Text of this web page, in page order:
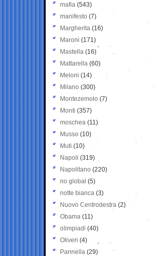
mafia (543)
manifesto (7)
Margherita (16)
Maroni (171)
Mastella (16)
Mattarella (60)
Meloni (14)
Milano (300)
Montezemolo (7)
Monti (357)
moschea (11)
Musso (10)
Muti (10)
Napoli (319)
Napolitano (220)
no global (5)
notte bianca (3)
Nuovo Centrodestra (2)
Obama (11)
olimpiadi (40)
Oliveri (4)
Pannella (29)